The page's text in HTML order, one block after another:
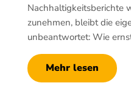
Nachhaltigkeitsberichte
zunehmen, bleibt die
unbeantwortet: Wie
Mehr lesen